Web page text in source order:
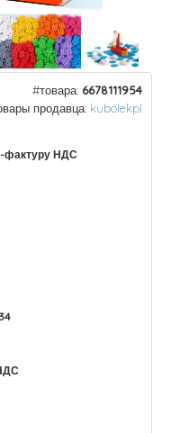
#товара: 6678111954
продавца: kubolekpl
фактуру НДС